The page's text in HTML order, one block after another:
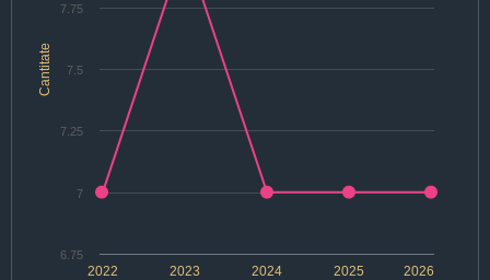
Cantitate
2025
2022 2023 2024 2026
6.75
7
7.25
7.5
7.75